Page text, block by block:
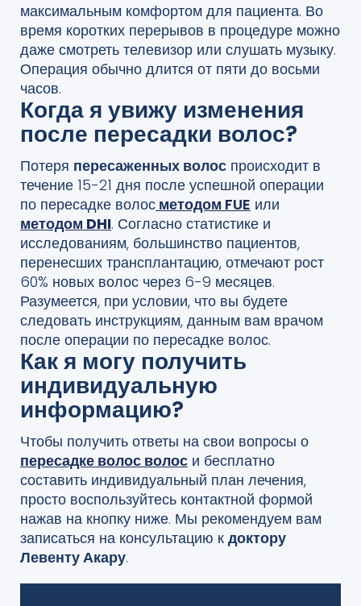
максимальным комфортом для пациента. Во
время коротких перерывов в процедуре можно
даже смотреть телевизор или слушать музыку.
Операция обычно длится от пяти до восьми
часов.
Когда я увижу изменения
после пересадки волос?
Потеря пересаженных волос происходит в
течение 15-21 дня после успешной операции
по пересадке волос методом FUE или
методом DHI. Согласно статистике и
исследованиям, большинство пациентов,
перенесших трансплантацию, отмечают рост
60% новых волос через 6-9 месяцев.
Разумеется, при условии, что вы будете
следовать инструкциям, данным вам врачом
после операции по пересадке волос.
Как я могу получить
индивидуальную
информацию?
Чтобы получить ответы на свои вопросы о
пересадке волос волос и бесплатно
составить индивидуальный план лечения,
просто воспользуйтесь контактной формой
нажав на кнопку ниже. Мы рекомендуем вам
записаться на консультацию к доктору
Левенту Акару.